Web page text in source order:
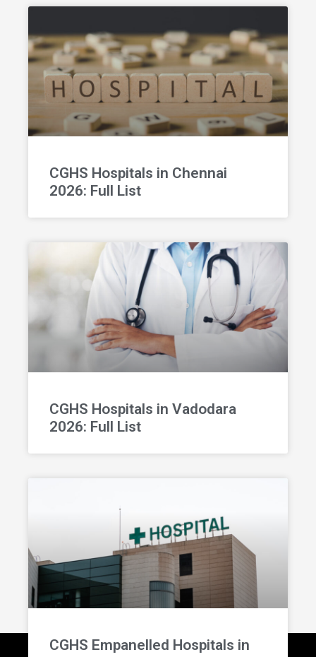
CGHS Hospitals in Chennai
2026: Full List
CGHS Hospitals in Vadodara
2026: Full List
CGHS Empanelled Hospitals in